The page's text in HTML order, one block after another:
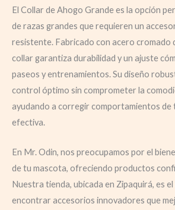
El Collar de Ahogo Grande es la opción
de razas grandes que requieren un
resistente. Fabricado con acero cromado
collar garantiza durabilidad y un ajuste
paseos y entrenamientos. Su diseño
control óptimo sin comprometer la
ayudando a corregir comportamientos de
efectiva.
En Mr. Odin, nos preocupamos por el
de tu mascota, ofreciendo productos
Nuestra tienda, ubicada en Zipaquirá, es
encontrar accesorios innovadores que